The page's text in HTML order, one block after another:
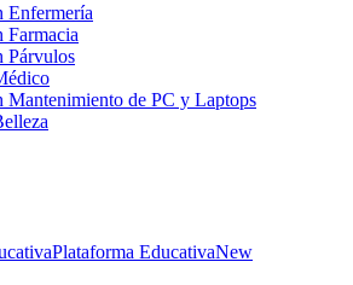
Enfermería
Farmacia
Párvulos
Mantenimiento de PC y Laptops
Plataforma EducativaNew